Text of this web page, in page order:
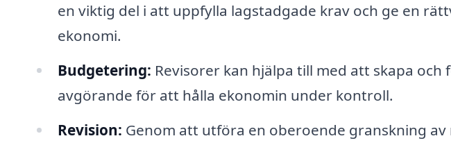
en viktig del i att uppfylla lagstadgade krav och ge en
ekonomi.
Budgetering: Revisorer kan hjälpa till med att skapa
avgörande för att hålla ekonomin under kontroll.
Revision: Genom att utföra en oberoende granskning